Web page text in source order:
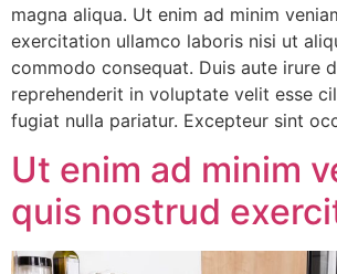
magna aliqua. Ut enim ad minim
exercitation ullamco laboris nisi ut
commodo consequat. Duis aute irure
reprehenderit in voluptate velit esse
fugiat nulla pariatur. Excepteur sint
Ut enim ad minim
quis nostrud